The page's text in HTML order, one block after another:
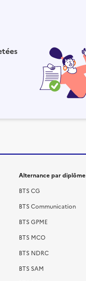
Alternance par diplôme
BTS CG
BTS Communication
BTS GPME
BTS MCO
BTS NDRC
BTS SAM